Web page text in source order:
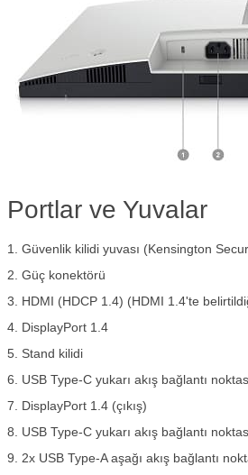
Portlar ve Yuvalar
1. Güvenlik kilidi yuvası (Kensington
2. Güç konektörü
3. HDMI (HDCP 1.4) (HDMI 1.4'te
4. DisplayPort 1.4
5. Stand kilidi
6. USB Type-C yukarı akış bağlantı
7. DisplayPort 1.4 (çıkış)
8. USB Type-C yukarı akış bağlantı
9. 2x USB Type-A aşağı akış bağlantı